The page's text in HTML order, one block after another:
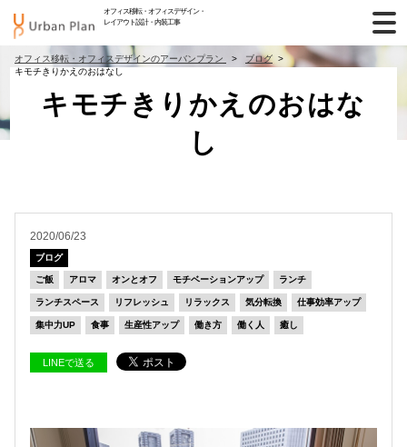
オフィス移転・オフィスデザイン・
レイアウト設計・内装工事
オフィス移転・オフィスデザインのアーバンプラン
ブログ
キモチきりかえのおはなし
キモチきりかえのおはな
し
2020/06/23
ブログ
ご飯 アロマ オンとオフ モチベーションアップ ランチ
ランチスペース リフレッシュ リラックス 気分転換 仕事効率アップ
集中力UP 食事 生産性アップ 働き方 働く人 癒し
LINEで送る